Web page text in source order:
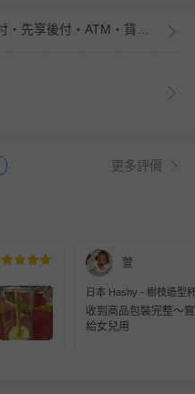
更多評價
萱
日本 Hashy - 樹枝造型
兒童用-美樂蒂 (杯子
收到商品包裝完整～
給女兒用